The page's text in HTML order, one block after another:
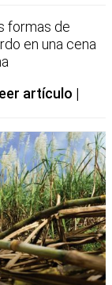
formas de
en una cena
artículo